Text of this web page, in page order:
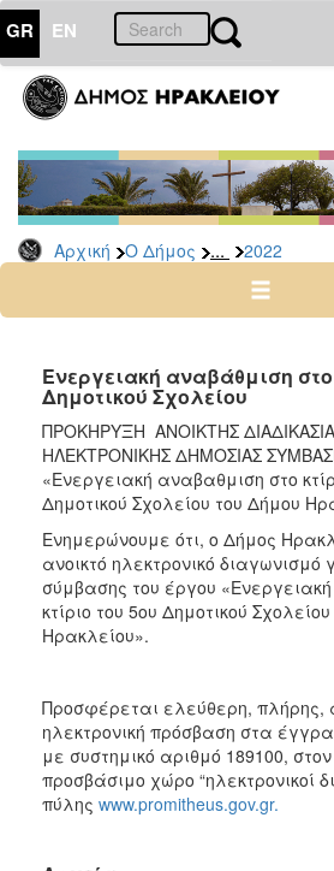
GR EN
Αρχική Ο Δήμος ... 2022
ΔΗΜΟΣ
Διακηρύξεις
Δημοπρασίες
Αρχείο
2025
2023
2022
2021
2020
2019
2018
2017
2016
2013
Ενεργειακή αναβάθμιση στο
Δημοτικού Σχολείου
ΠΡΟΚΗΡΥΞΗ ΑΝΟΙΚΤΗΣ
ΗΛΕΚΤΡΟΝΙΚΗΣ ΔΗΜΟΣΙΑΣ
«Ενεργειακή αναβαθμιση στο
Δημοτικού Σχολείου του Δήμου
Ενημερώνουμε ότι, ο Δήμος
ανοικτό ηλεκτρονικό διαγωνισμό
σύμβασης του έργου
κτίριο του 5ου Δημοτικού
Ηρακλείου».
Προσφέρεται ελεύθερη,
ηλεκτρονική πρόσβαση στα
με συστημικό αριθμό 189100,
προσβάσιμο χώρο “ηλεκτρονικοί
πύλης www.promitheus.gov.gr.